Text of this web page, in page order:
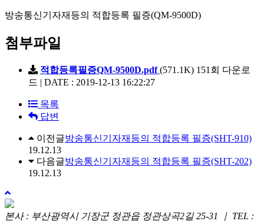
방송통신기자재등의 적합등록 필증(QM-9500D)
첨부파일
적합등록필증QM-9500D.pdf (571.1K) 151회 다운로
드 | DATE : 2019-12-13 16:22:27
목록
답변
이전글방송통신기자재등의 적합등록 필증(SHT-910)
19.12.13
다음글방송통신기자재등의 적합등록 필증(SHT-202)
19.12.13
위
로
본사 : 부산광역시 기장군 정관읍 정관상곡2길 25-31 ｜ TEL :